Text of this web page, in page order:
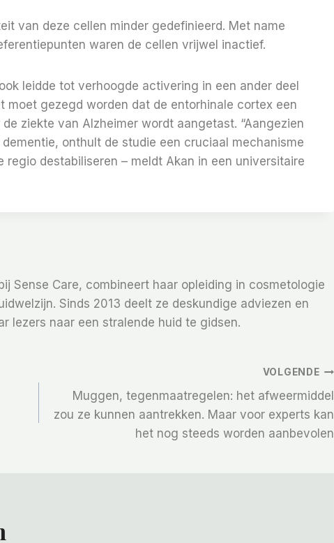
van deze cellen minder gedefinieerd. Met name
waren de cellen vrijwel inactief.
leidde tot verhoogde activering in een ander deel
moet gezegd worden dat de entorhinale cortex een
ziekte van Alzheimer wordt aangetast. “Aangezien
onthult de studie een cruciaal mechanisme
destabiliseren – meldt Akan in een universitaire
Sense Care, combineert haar opleiding in cosmetologie
Sinds 2013 deelt ze deskundige adviezen en
lezers naar een stralende huid te gidsen.
VOLGENDE
Muggen, tegenmaatregelen: het afweermiddel
zou ze kunnen aantrekken. Maar voor experts kan
het nog steeds worden aanbevolen